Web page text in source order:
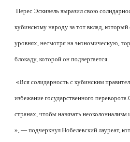
Перес Эскивель выразил свою
кубинскому народу за тот вклад, который
уровнях, несмотря на экономическую,
блокаду, которой он подвергается.
«Вся солидарность с кубинским
избежание государственного переворота.
странах, чтобы навязать
», — подчеркнул Нобелевский лауреат,